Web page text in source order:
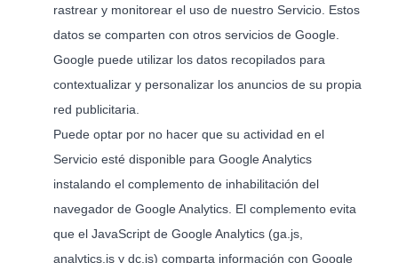
rastrear y monitorear el uso de nuestro Servicio. Estos
datos se comparten con otros servicios de Google.
Google puede utilizar los datos recopilados para
contextualizar y personalizar los anuncios de su propia
red publicitaria.
Puede optar por no hacer que su actividad en el
Servicio esté disponible para Google Analytics
instalando el complemento de inhabilitación del
navegador de Google Analytics. El complemento evita
que el JavaScript de Google Analytics (ga.js,
analytics.js y dc.js) comparta información con Google